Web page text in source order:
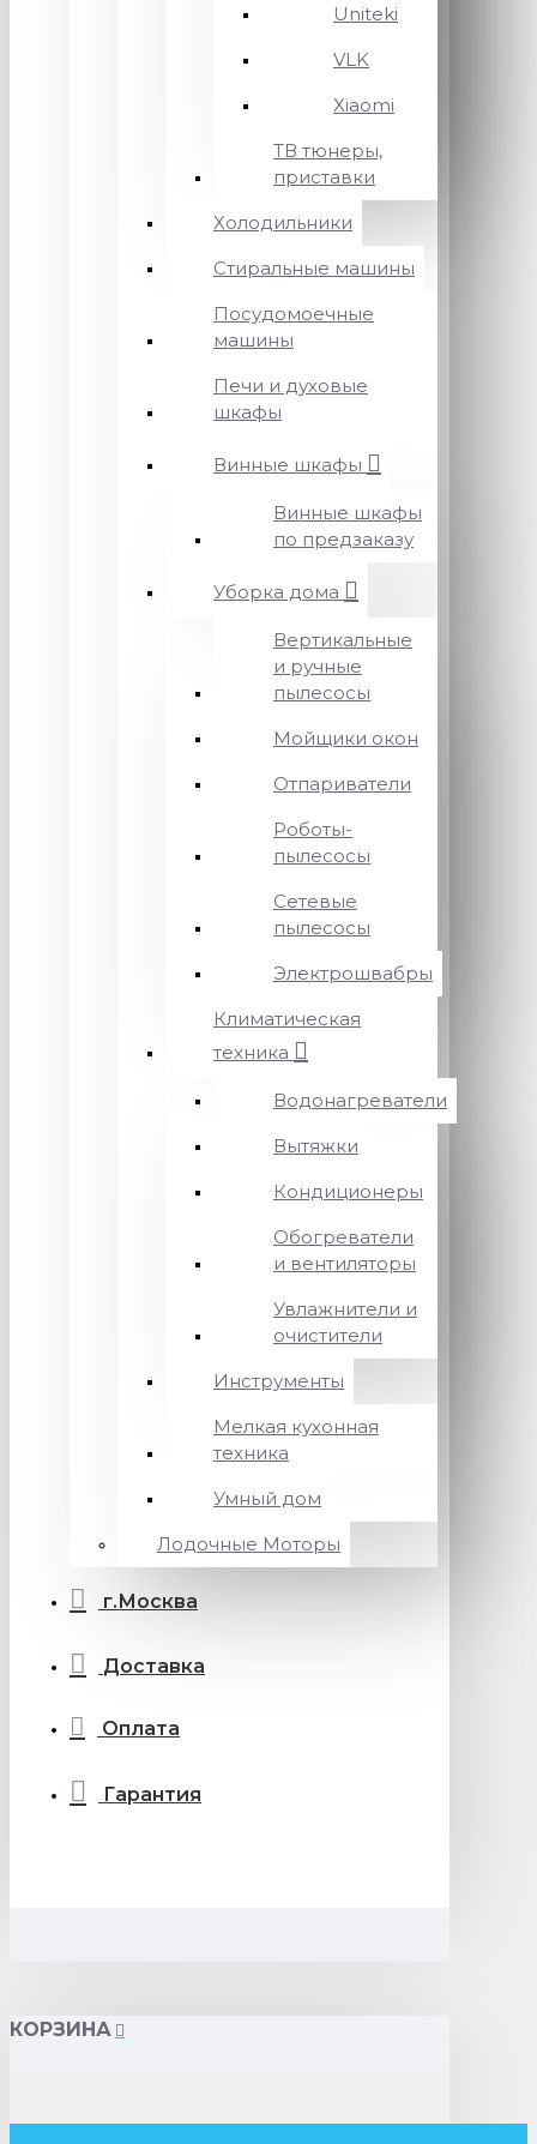
Uniteki
VLK
Xiaomi
ТВ тюнеры,
приставки
Холодильники
Стиральные машины
Посудомоечные
машины
Печи и духовые
шкафы
Винные шкафы
Винные шкафы
по предзаказу
Уборка дома
Вертикальные
и ручные
пылесосы
Мойщики окон
Отпариватели
Роботы-
пылесосы
Сетевые
пылесосы
Электрошвабры
Климатическая
техника
Водонагреватели
Вытяжки
Кондиционеры
Обогреватели
и вентиляторы
Увлажнители и
очистители
Инструменты
Мелкая кухонная
техника
Умный дом
Лодочные Моторы
г.Москва
Доставка
Оплата
Гарантия
КОРЗИНА